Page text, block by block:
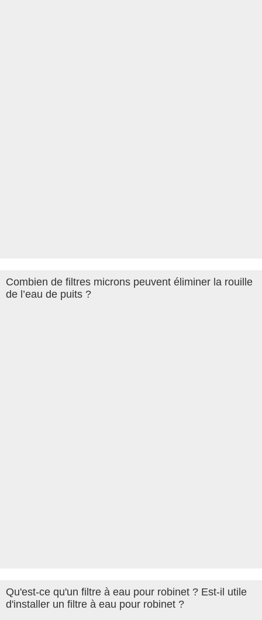
Combien de filtres microns peuvent éliminer la rouille
de l’eau de puits ?
Qu'est-ce qu'un filtre à eau pour robinet ? Est-il utile
d'installer un filtre à eau pour robinet ?